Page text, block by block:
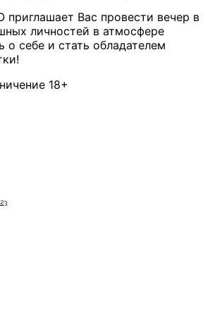
приглашает Вас провести вечер в
личностей в атмосфере
о себе и стать обладателем
18+